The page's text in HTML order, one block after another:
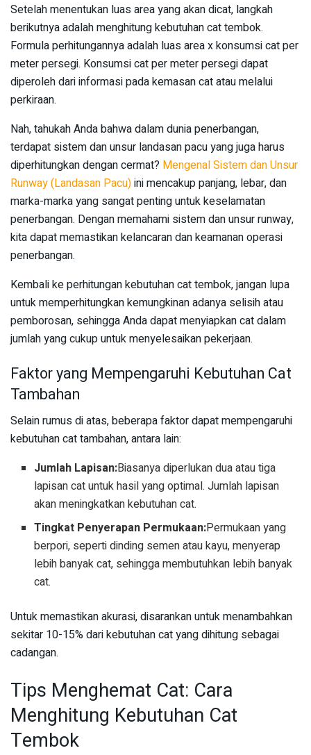
Setelah menentukan luas area yang akan dicat, langkah
berikutnya adalah menghitung kebutuhan cat tembok.
Formula perhitungannya adalah luas area x konsumsi cat per
meter persegi. Konsumsi cat per meter persegi dapat
diperoleh dari informasi pada kemasan cat atau melalui
perkiraan.
Nah, tahukah Anda bahwa dalam dunia penerbangan,
terdapat sistem dan unsur landasan pacu yang juga harus
diperhitungkan dengan cermat? Mengenal Sistem dan Unsur
Runway (Landasan Pacu)ini mencakup panjang, lebar, dan
marka-marka yang sangat penting untuk keselamatan
penerbangan. Dengan memahami sistem dan unsur runway,
kita dapat memastikan kelancaran dan keamanan operasi
penerbangan.
Kembali ke perhitungan kebutuhan cat tembok, jangan lupa
untuk memperhitungkan kemungkinan adanya selisih atau
pemborosan, sehingga Anda dapat menyiapkan cat dalam
jumlah yang cukup untuk menyelesaikan pekerjaan.
Faktor yang Mempengaruhi Kebutuhan Cat
Tambahan
Selain rumus di atas, beberapa faktor dapat mempengaruhi
kebutuhan cat tambahan, antara lain:
Jumlah Lapisan:Biasanya diperlukan dua atau tiga
lapisan cat untuk hasil yang optimal. Jumlah lapisan
akan meningkatkan kebutuhan cat.
Tingkat Penyerapan Permukaan:Permukaan yang
berpori, seperti dinding semen atau kayu, menyerap
lebih banyak cat, sehingga membutuhkan lebih banyak
cat.
Untuk memastikan akurasi, disarankan untuk menambahkan
sekitar 10-15% dari kebutuhan cat yang dihitung sebagai
cadangan.
Tips Menghemat Cat: Cara
Menghitung Kebutuhan Cat
Tembok